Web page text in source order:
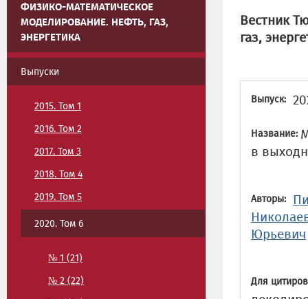
ФИЗИКО-МАТЕМАТИЧЕСКОЕ
МОДЕЛИРОВАНИЕ. НЕФТЬ, ГАЗ,
ЭНЕРГЕТИКА
Выпуски
2015. Том 1
2016. Том 2
2017. Том 3
2018. Том 4
2019. Том 5
2020. Том 6
№ 1 (21)
№ 2 (22)
Вестник
газ,
Выпуск:
Название:
в
Авторы:
Юрьевич
Для